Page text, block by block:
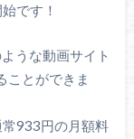
です！
うな動画サイト
ことができま
933円の月額料